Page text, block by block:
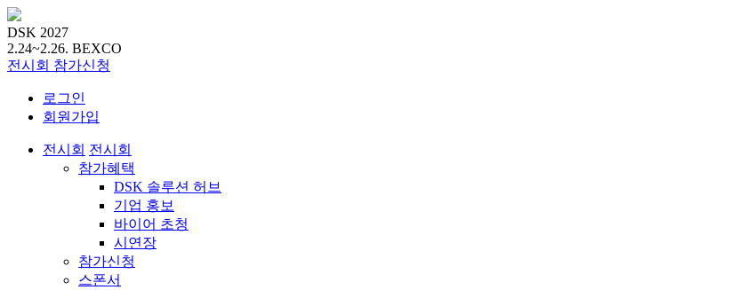
DSK 2027
2.24~2.26. BEXCO
전시회 참가신청
로그인
회원가입
전시회 전시회
참가혜택
DSK 솔루션 허브
기업 홍보
바이어 초청
시연장
참가신청
스폰서